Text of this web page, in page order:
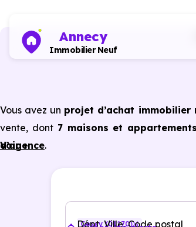
Annecy
Immobilier Neuf
Vous avez un projet d’achat immobilier
vente, dont 7 maisons et
d’agence.
constructeur, etc.
Voir +
Dépt, Ville, Code postal
Cessy (01170)